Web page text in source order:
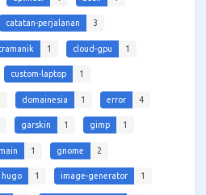
catatan-perjalanan 3
1 cloud-gpu 1
custom-laptop 1
domainesia 1 error 4
garskin 1 gimp 1
1 gnome 2
hugo 1 image-generator 1